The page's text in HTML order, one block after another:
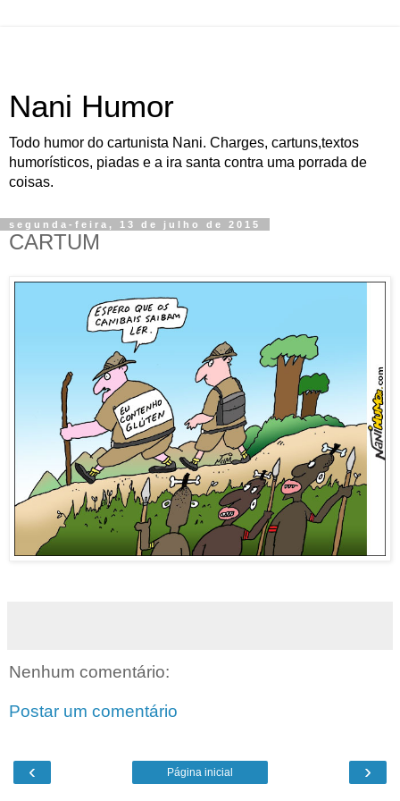
Nani Humor
Todo humor do cartunista Nani. Charges, cartuns,textos
humorísticos, piadas e a ira santa contra uma porrada de
coisas.
segunda-feira, 13 de julho de 2015
CARTUM
Nenhum comentário:
Postar um comentário
‹ ›
Página inicial